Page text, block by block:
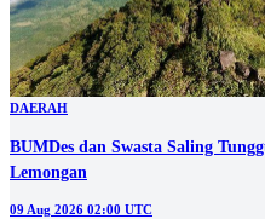
DAERAH
BUMDes dan Swasta Saling
Lemongan
09 Aug 2026 02:00 UTC